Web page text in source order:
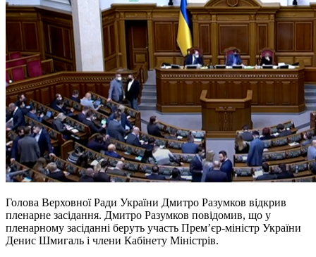
Голова Верховної Ради України Дмитро Разумков відкрив
пленарне засідання. Дмитро Разумков повідомив, що у
пленарному засіданні беруть участь Прем’єр-міністр України
Денис Шмигаль і члени Кабінету Міністрів.